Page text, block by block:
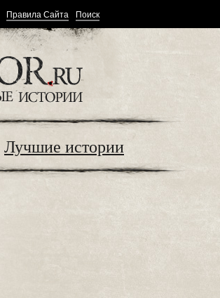
Правила Сайта Поиск
Лучшие истории